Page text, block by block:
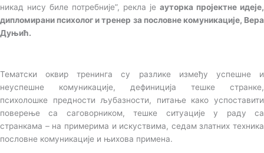
никад нису биле потребније”, рекла је ауторка пројектне идеје,
дипломирани психолог и тренер за пословне комуникације, Вера
Дуњић.
Тематски оквир тренинга су разлике између успешне и
неуспешне комуникације, дефиниција тешке странке,
психолошке предности љубазности, питање како успоставити
поверење са саговорником, тешке ситуације у раду са
странкама – на примерима и искуствима, седам златних техника
пословне комуникације и њихова примена.